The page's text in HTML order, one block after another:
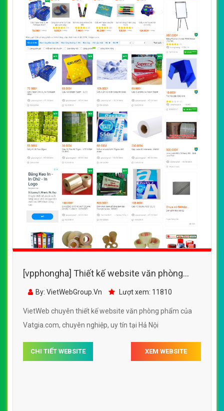
[vpphongha] Thiết kế website văn phòng
phẩm của Vatgia.com đẹp SEO tốt
By: VietWebGroup.Vn Lượt xem: 11810
VietWeb chuyên thiết kế website văn phòng phẩm của
Vatgia.com, chuyên nghiệp, uy tín tại Hả Nội
CHI TIẾT WEBSITE XEM WEBSITE